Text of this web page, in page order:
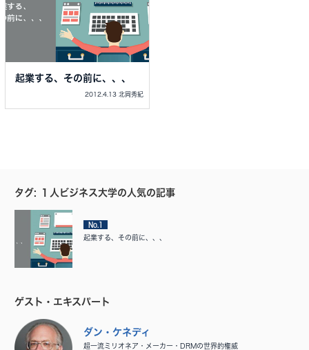
起業する、その前に、、、
2012.4.13 北岡秀紀
タグ: １人ビジネス大学の人気の記事
No.1
起業する、その前に、、、
ゲスト・エキスパート
ダン・ケネディ
超一流ミリオネア・メーカー・DRMの世界的権威